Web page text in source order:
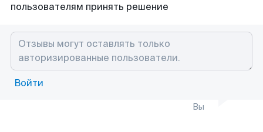
пользователям принять решение
Войти
Вы